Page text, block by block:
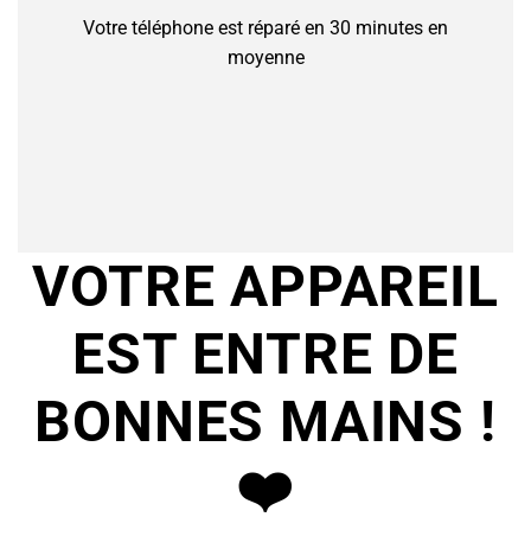
Votre téléphone est réparé en 30 minutes en
moyenne
VOTRE APPAREIL
EST ENTRE DE
BONNES MAINS !
❤️